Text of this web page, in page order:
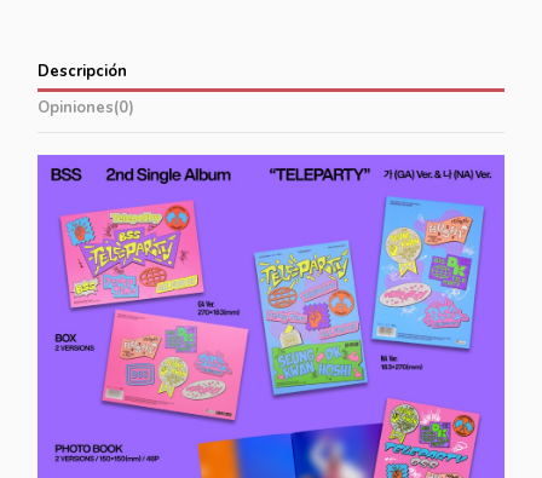
Descripción
Opiniones(0)